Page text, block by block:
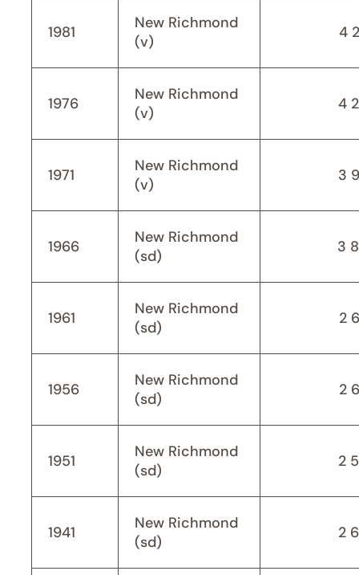
1981
New Richmond
(v)
4
1976
New Richmond
(v)
4
1971
New Richmond
(v)
3
1966
New Richmond
(sd)
3
1961
New Richmond
(sd)
2
1956
New Richmond
(sd)
2
1951
New Richmond
(sd)
2
1941
New Richmond
(sd)
2